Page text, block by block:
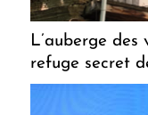
L’auberge des
refuge secret